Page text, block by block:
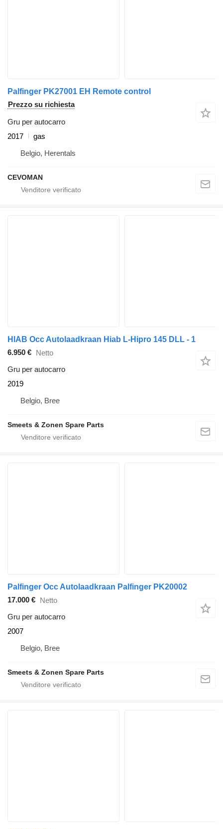
Palfinger PK27001 EH Remote control
Prezzo su richiesta
Gru per autocarro
2017
gas
Belgio, Herentals
CEVOMAN
HIAB Occ Autolaadkraan Hiab L-Hipro 145 DLL - 1
6.950 € Netto
Gru per autocarro
2019
Belgio, Bree
Smeets & Zonen Spare Parts
Palfinger Occ Autolaadkraan Palfinger PK20002
17.000 € Netto
Gru per autocarro
2007
Belgio, Bree
Smeets & Zonen Spare Parts